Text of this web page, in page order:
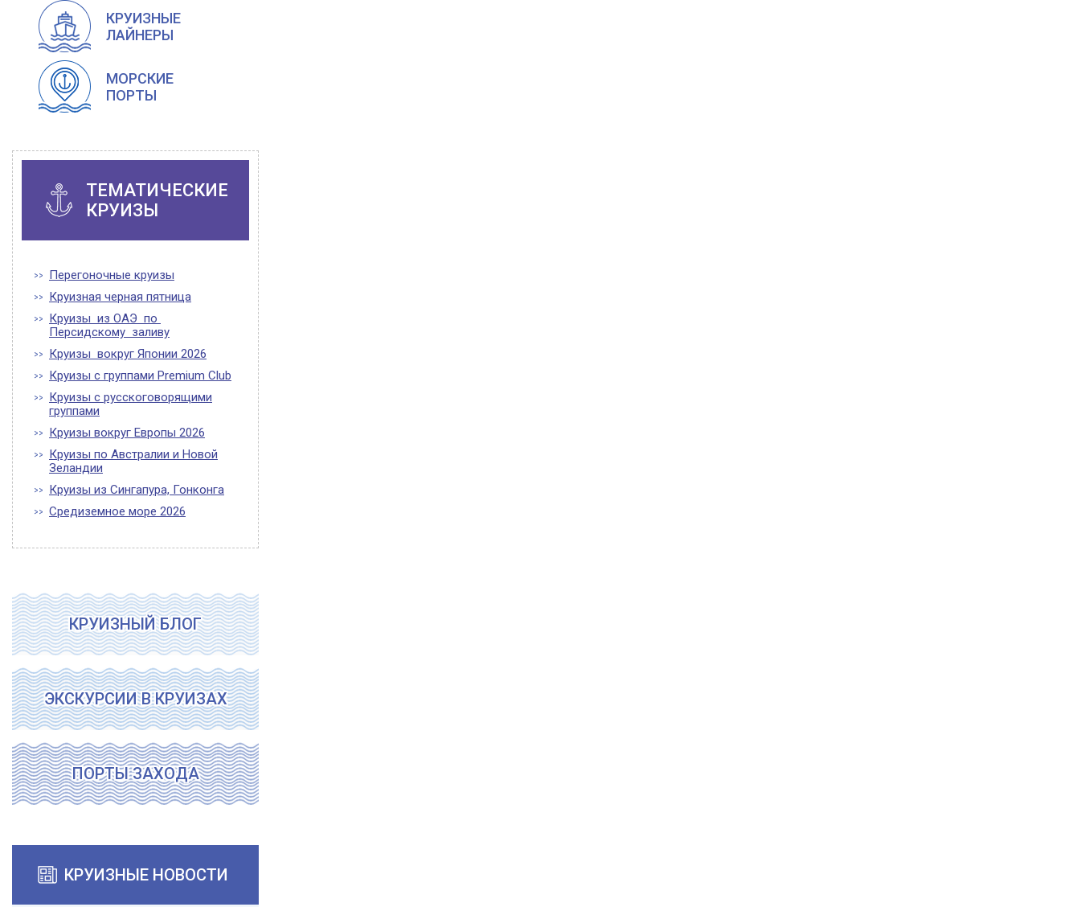
КРУИЗНЫЕ
ЛАЙНЕРЫ
МОРСКИЕ
ПОРТЫ
ТЕМАТИЧЕСКИЕ
КРУИЗЫ
Перегоночные круизы
Круизная черная пятница
Круизы из ОАЭ по
Персидскому заливу
Круизы вокруг Японии 2026
Круизы с группами Premium Club
Круизы с русскоговорящими
группами
Круизы вокруг Европы 2026
Круизы по Австралии и Новой
Зеландии
Круизы из Сингапура, Гонконга
Средиземное море 2026
КРУИЗНЫЙ БЛОГ
ЭКСКУРСИИ В КРУИЗАХ
ПОРТЫ ЗАХОДА
КРУИЗНЫЕ НОВОСТИ